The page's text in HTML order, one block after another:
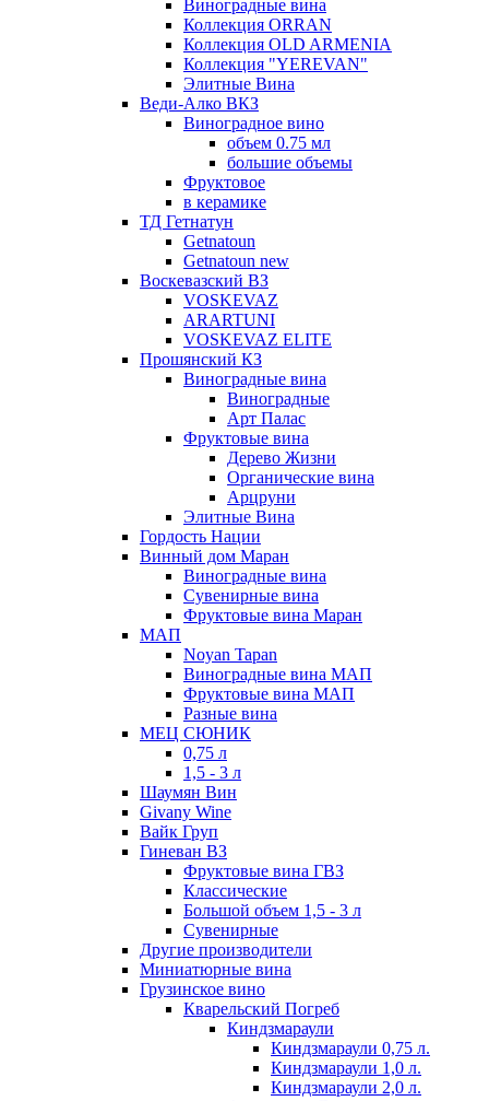
Виноградные вина
Коллекция ORRAN
Коллекция OLD ARMENIA
Коллекция "YEREVAN"
Элитные Вина
Веди-Алко ВКЗ
Виноградное вино
объем 0.75 мл
большие объемы
Фруктовое
в керамике
ТД Гетнатун
Getnatoun
Getnatoun new
Воскевазский ВЗ
VOSKEVAZ
ARARTUNI
VOSKEVAZ ELITE
Прошянский КЗ
Виноградные вина
Виноградные
Арт Палас
Фруктовые вина
Дерево Жизни
Органические вина
Арцруни
Элитные Вина
Гордость Нации
Винный дом Маран
Виноградные вина
Сувенирные вина
Фруктовые вина Маран
МАП
Noyan Tapan
Виноградные вина МАП
Фруктовые вина МАП
Разные вина
МЕЦ СЮНИК
0,75 л
1,5 - 3 л
Шаумян Вин
Givany Wine
Вайк Груп
Гиневан ВЗ
Фруктовые вина ГВЗ
Классические
Большой объем 1,5 - 3 л
Сувенирные
Другие производители
Миниатюрные вина
Грузинское вино
Кварельский Погреб
Киндзмараули
Киндзмараули 0,75 л.
Киндзмараули 1,0 л.
Киндзмараули 2,0 л.